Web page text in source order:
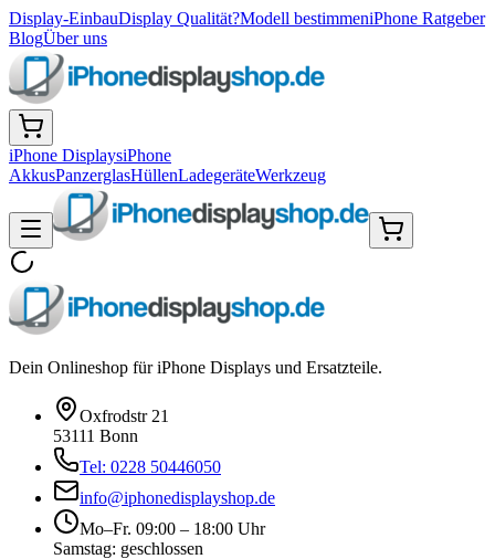
Display-EinbauDisplay Qualität?Modell bestimmeniPhone Ratgeber
BlogÜber uns
iPhone DisplaysiPhone
AkkusPanzerglasHüllenLadegeräteWerkzeug
Dein Onlineshop für iPhone Displays und Ersatzteile.
Oxfrodstr 21
53111 Bonn
Tel: 0228 50446050
info@iphonedisplayshop.de
Mo–Fr. 09:00 – 18:00 Uhr
Samstag: geschlossen